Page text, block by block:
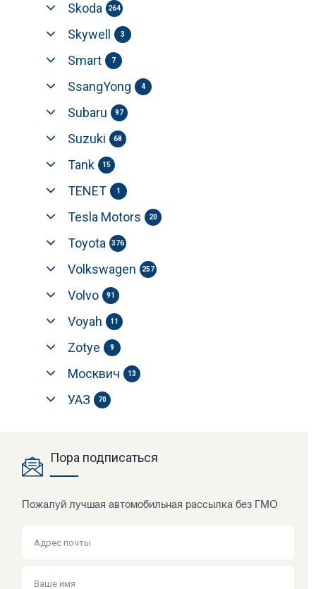
Skoda 264
Skywell 3
Smart 7
SsangYong 4
Subaru 97
Suzuki 68
Tank 15
TENET 1
Tesla Motors 20
Toyota 376
Volkswagen 257
Volvo 91
Voyah 11
Zotye 9
Москвич 13
УАЗ 70
Пора подписаться
Пожалуй лучшая автомобильная рассылка без ГМО